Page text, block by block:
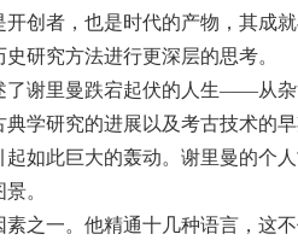
创者，也是时代的产物，其成
研究方法进行更深层的思考。
了谢里曼跌宕起伏的人生——从
学研究的进展以及考古技术的
如此巨大的轰动。谢里曼的个人
。
之一。他精通十几种语言，这